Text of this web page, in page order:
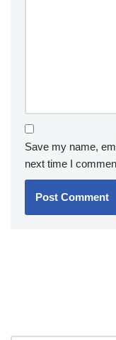
Save my name,
next time I